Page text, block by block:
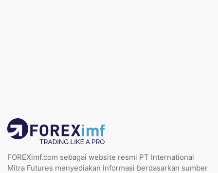
FOREXimf.com sebagai website resmi PT International
Mitra Futures menyediakan informasi berdasarkan sumber